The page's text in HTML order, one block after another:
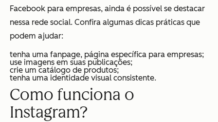
Facebook para empresas, ainda é possível se destacar
nessa rede social. Confira algumas dicas práticas que
podem ajudar:
tenha uma fanpage, página específica para empresas;
use imagens em suas publicações;
crie um catálogo de produtos;
tenha uma identidade visual consistente.
Como funciona o
Instagram?